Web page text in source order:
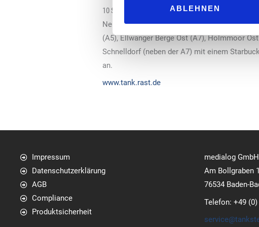
ABLEHNEN
10 Starbucks Coffee Houses im Tank & Rast
Neben Aurach Süd (A3) und Greding Ost
(A5), Ellwanger Berge Ost (A7), Holmmoor
Schnelldorf (neben der A7) mit einem
an.
www.tank.rast.de
Impressum
Datenschutzerklärung
AGB
Compliance
Produktsicherheit
medialog
Am Bollgraben 1
76534 Baden-
Telefon: +49